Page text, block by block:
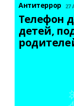
Антитеррор 27
Телефон
детей,